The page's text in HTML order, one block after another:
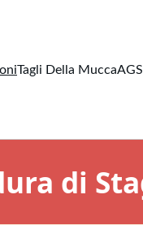
Tagli Della MuccaAGS